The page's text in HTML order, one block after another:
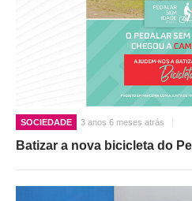
SOCIEDADE 3 anos 6 meses atrás
Batizar a nova bicicleta do